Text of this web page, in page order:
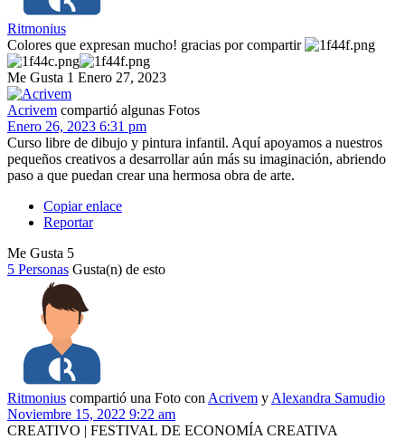
Ritmonius
Colores que expresan mucho! gracias por compartir
Me Gusta 1 Enero 27, 2023
Acrivem compartió algunas Fotos
Enero 26, 2023 6:31 pm
Curso libre de dibujo y pintura infantil. Aquí apoyamos a nuestros
pequeños creativos a desarrollar aún más su imaginación, abriendo
paso a que puedan crear una hermosa obra de arte.
Copiar enlace
Reportar
Me Gusta 5
5 Personas Gusta(n) de esto
Ritmonius compartió una Foto con Acrivem y Alexandra Samudio
Noviembre 15, 2022 9:22 am
CREATIVO | FESTIVAL DE ECONOMÍA CREATIVA